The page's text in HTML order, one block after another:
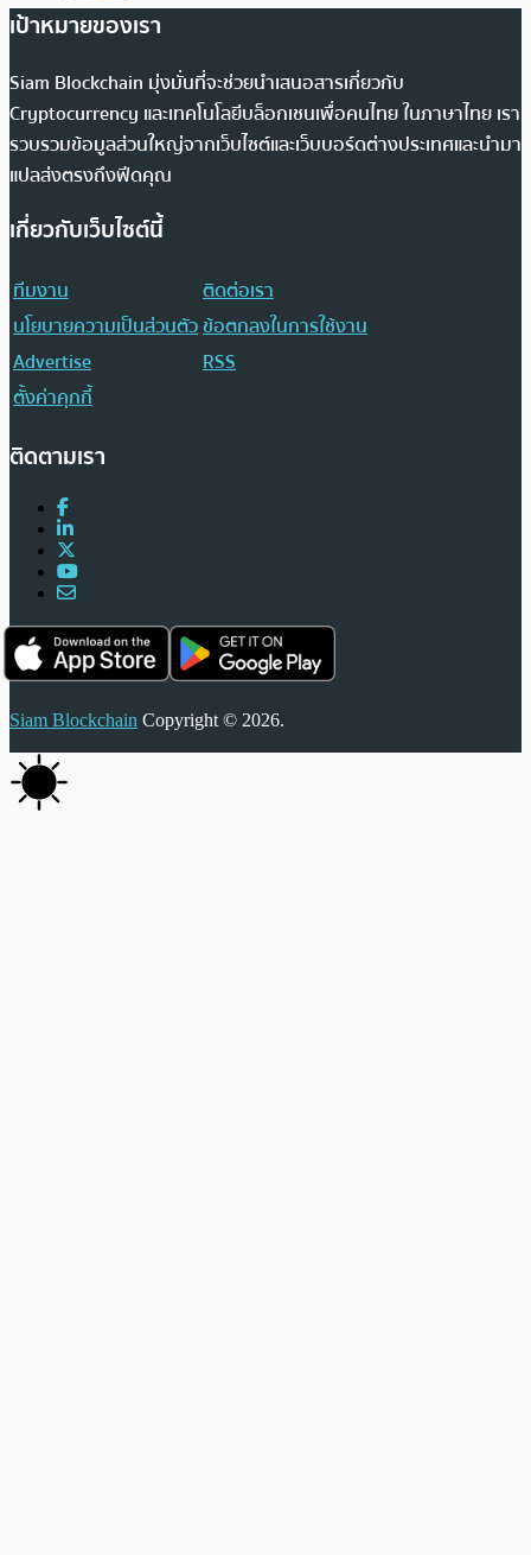
เป้าหมายของเรา
Siam Blockchain มุ่งมั่นที่จะช่วยนำเสนอสารเกี่ยวกับ
Cryptocurrency และเทคโนโลยีบล็อกเชนเพื่อคนไทย ในภาษาไทย เรา
รวบรวมข้อมูลส่วนใหญ่จากเว็บไซต์และเว็บบอร์ดต่างประเทศและนำมา
แปลส่งตรงถึงฟีดคุณ
เกี่ยวกับเว็บไซต์นี้
ทีมงาน
ติดต่อเรา
นโยบายความเป็นส่วนตัวข้อตกลงในการใช้งาน
Advertise
RSS
ตั้งค่าคุกกี้
ติดตามเรา
Siam Blockchain Copyright © 2026.